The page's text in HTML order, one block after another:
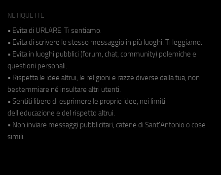
NETIQUETTE
• Evita di URLARE. Ti sentiamo.
• Evita di scrivere lo stesso messaggio in più luoghi. Ti leggiamo.
• Evita in luoghi pubblici (forum, chat, community) polemiche e
questioni personali.
• Rispetta le idee altrui, le religioni e razze diverse dalla tua, non
bestemmiare né insultare altri utenti.
• Sentiti libero di esprimere le proprie idee, nei limiti
dell'educazione e del rispetto altrui.
• Non inviare messaggi pubblicitari, catene di Sant'Antonio o cose
simili.